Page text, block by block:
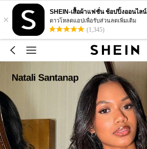
×
SHEIN-เสื้อผ้าแฟชั่น ช้อปปิ้งออนไลน์
ดาวโหลดแอปเพื่อรับส่วนลดเพิ่มเติม
(1,345)